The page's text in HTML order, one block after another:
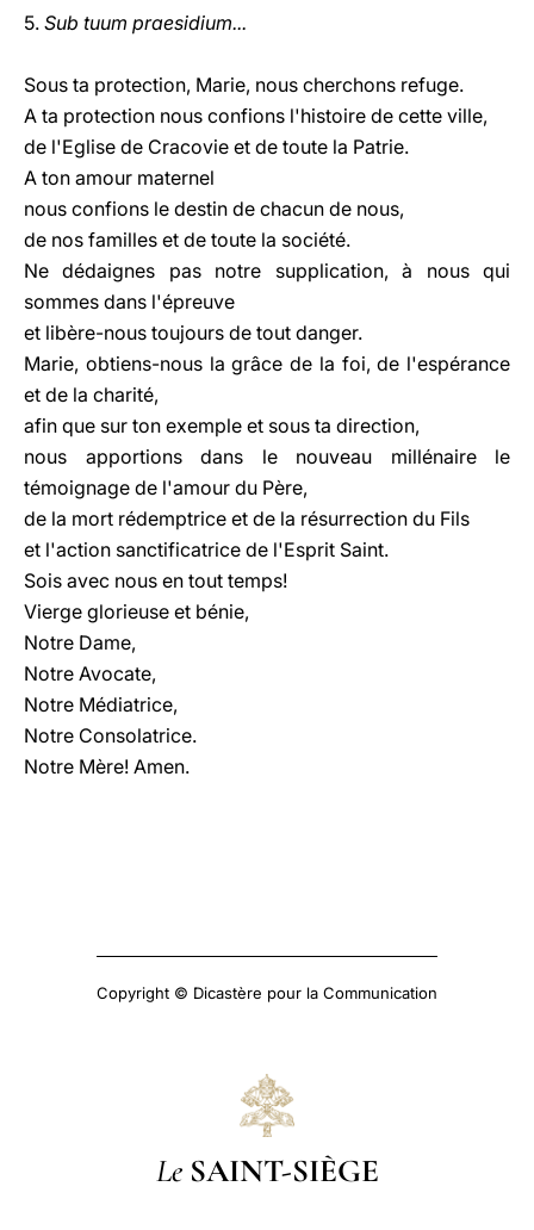
5. Sub tuum praesidium...
Sous ta protection, Marie, nous cherchons refuge.
A ta protection nous confions l'histoire de cette ville,
de l'Eglise de Cracovie et de toute la Patrie.
A ton amour maternel
nous confions le destin de chacun de nous,
de nos familles et de toute la société.
Ne dédaignes pas notre supplication, à nous qui
sommes dans l'épreuve
et libère-nous toujours de tout danger.
Marie, obtiens-nous la grâce de la foi, de l'espérance
et de la charité,
afin que sur ton exemple et sous ta direction,
nous apportions dans le nouveau millénaire le
témoignage de l'amour du Père,
de la mort rédemptrice et de la résurrection du Fils
et l'action sanctificatrice de l'Esprit Saint.
Sois avec nous en tout temps!
Vierge glorieuse et bénie,
Notre Dame,
Notre Avocate,
Notre Médiatrice,
Notre Consolatrice.
Notre Mère! Amen.
Copyright © Dicastère pour la Communication
Le SAINT-SIÈGE